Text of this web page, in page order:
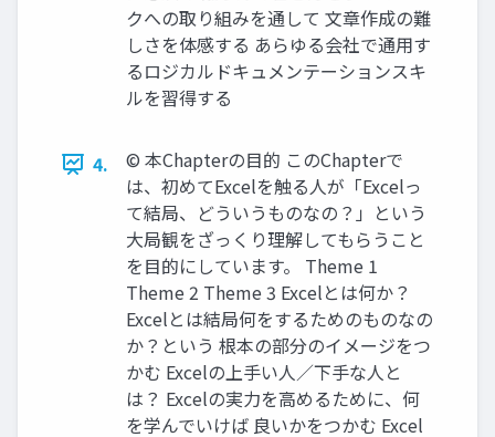
クへの取り組みを通して 文章作成の難
しさを体感する あらゆる会社で通用す
るロジカルドキュメンテーションスキ
ルを習得する
4.
©︎ 本Chapterの目的 このChapterで
は、初めてExcelを触る人が「Excelっ
て結局、どういうものなの？」という
大局観をざっくり理解してもらうこと
を目的にしています。 Theme 1
Theme 2 Theme 3 Excelとは何か？
Excelとは結局何をするためのものなの
か？という 根本の部分のイメージをつ
かむ Excelの上手い人／下手な人と
は？ Excelの実力を高めるために、何
を学んでいけば 良いかをつかむ Excel